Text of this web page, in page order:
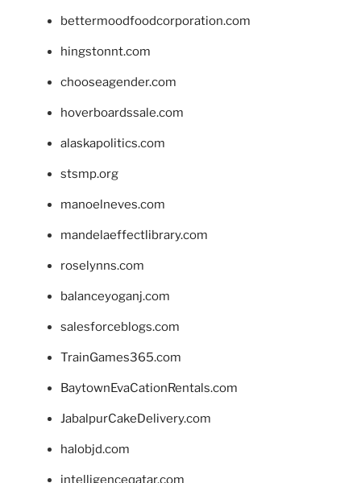
bettermoodfoodcorporation.com
hingstonnt.com
chooseagender.com
hoverboardssale.com
alaskapolitics.com
stsmp.org
manoelneves.com
mandelaeffectlibrary.com
roselynns.com
balanceyoganj.com
salesforceblogs.com
TrainGames365.com
BaytownEvaCationRentals.com
JabalpurCakeDelivery.com
halobjd.com
intelligenceqatar.com